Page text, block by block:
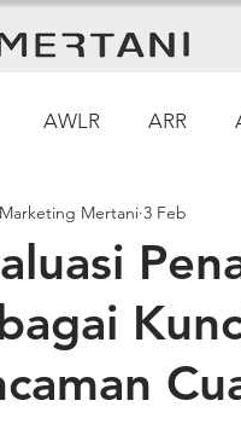
AWLR ARR
air tanah
Marketing Mertani 3 Feb